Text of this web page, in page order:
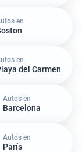
en
en
del Carmen
Autos en
Barcelona
Autos en
París